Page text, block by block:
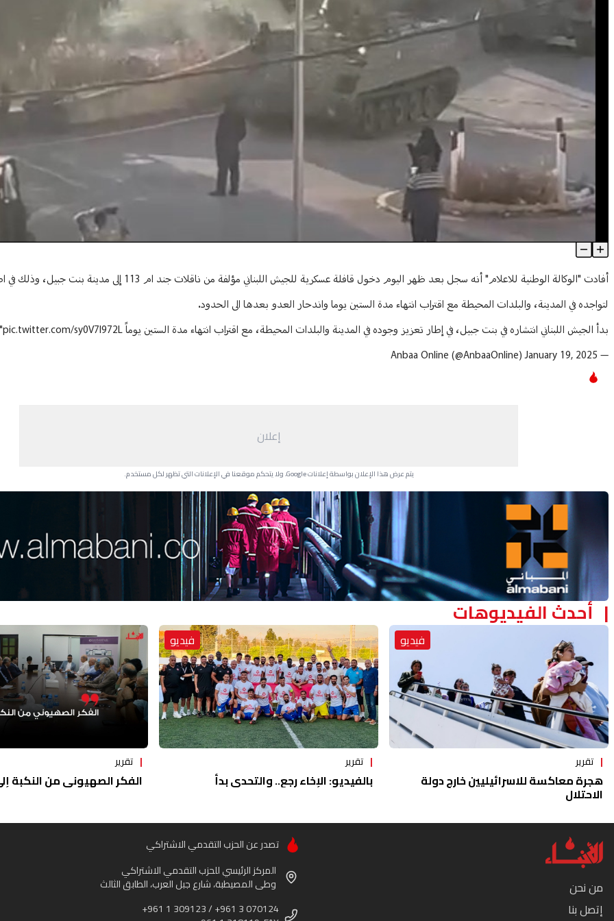
بالفيديو: دخول قافلة للجيش اللبناني الى بنت جبيل في اطار تعزيز تواجده في المدينة
Article Content
أفادت "الوكالة الوطنية للاعلام" أنه سجل بعد ظهر اليوم دخول قافلة عسكرية للجيش اللبناني مؤلفة من
لتواجده في المدينة، والبلدات المحيطة مع اقتراب انتهاء مدة الستين يوما واندحار العدو بعدها الى الحدود.
بدأ الجيش اللبناني انتشاره في بنت جبيل، في إطار تعزيز وجوده في المدينة والبلدات المحيطة، مع اقتراب انتهاء مدة الستين يوماًpic.twitter.com/sy0V7l972L
— Anbaa Online (@AnbaaOnline)
January 19, 2025
إعلان
يتم عرض هذا الإعلان بواسطة إعلانات Google، ولا يتحكم موقعنا في الإعلانات التي تظهر لكل مستخدم.
Advertisement Section
أحدث الفيديوهات
فيديو
تقرير
هجرة معاكسة للاسرائيليين خارج دولة
الاحتلال
فيديو
تقرير
بالفيديو: الإخاء رجع.. والتحدي بدأ
تقرير
الفكر الصهيوني من النكبة
من نحن
إتصل بنا
تصدر عن الحزب التقدمي الاشتراكي
المركز الرئيسي للحزب التقدمي الاشتراكي
وطى المصيطبة، شارع جبل العرب، الطابق الثالث
+961 1 309123 / +961 3 070124